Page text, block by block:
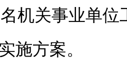
机关事业单位
施方案。